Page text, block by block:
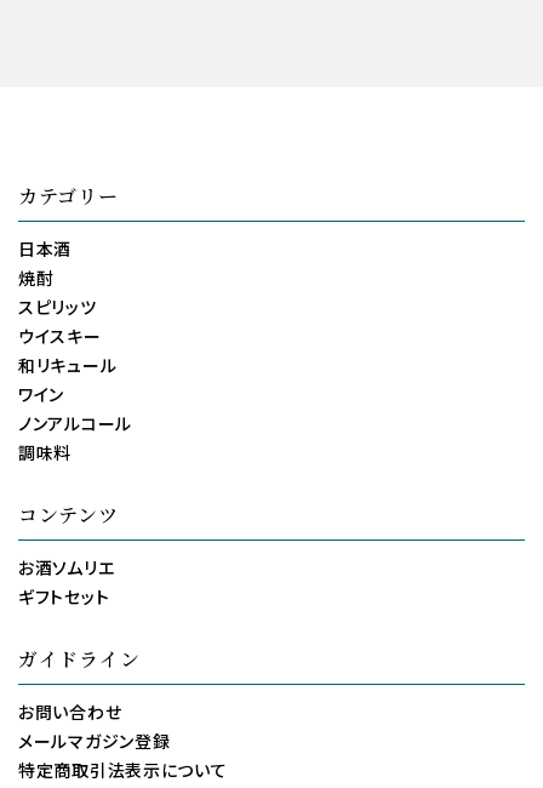
カテゴリー
日本酒
焼酎
スピリッツ
ウイスキー
和リキュール
ワイン
ノンアルコール
調味料
コンテンツ
お酒ソムリエ
ギフトセット
ガイドライン
お問い合わせ
メールマガジン登録
特定商取引法表示について